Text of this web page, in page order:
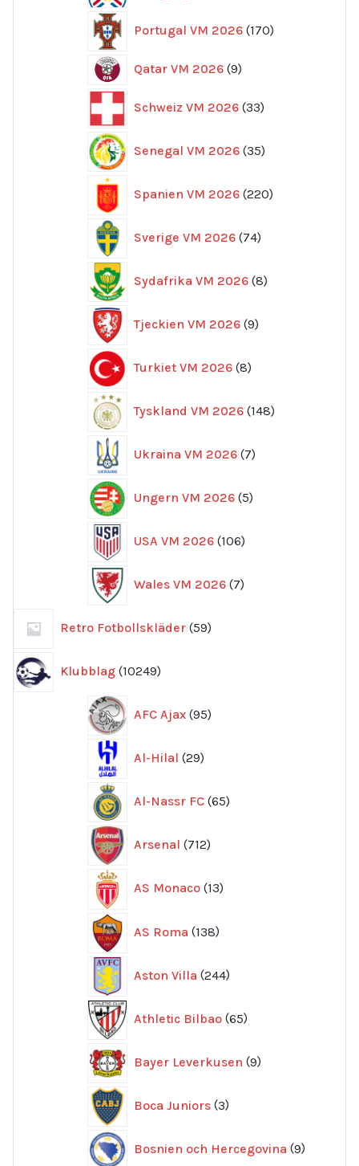
Portugal VM 2026 170
produkter
Qatar VM 2026 99
Schweiz VM 2026 33
produkter
Senegal VM 2026 35
produkter
Spanien VM 2026 220
produkter
Sverige VM 2026 74
produkter
Sydafrika VM 2026 8
produkter
Tjeckien VM 2026 9
produkter
Turkiet VM 2026 8
produkter
Tyskland VM 2026 148
produkter
Ukraina VM 2026 7
produkter
Ungern VM 2026 5
produkter
USA VM 2026 106
produkter
Wales VM 2026 7
produkter
Retro Fotbollskläder 59
produkter
Klubblag 10249
produkter
AFC Ajax 95
produkter
Al-Hilal 29
produkter
Al-Nassr FC 65
produkter
Arsenal 712
produkter
AS Monaco 13
produkter
AS Roma 138
produkter
Aston Villa 244
produkter
Athletic Bilbao 65
produkter
Bayer Leverkusen 9
produkter
Boca Juniors 3
produkter
Bosnien och Hercegovina 9
produkter